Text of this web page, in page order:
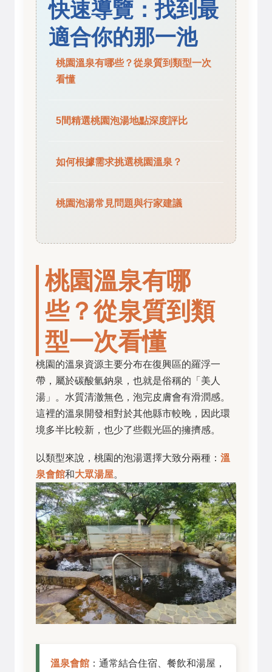
快速導覽：找到最
適合你的那一池
桃園溫泉有哪些？從泉質到類型一次
看懂
5間精選桃園泡湯地點深度評比
如何根據需求挑選桃園溫泉？
桃園泡湯常見問題與行家建議
桃園溫泉有哪
些？從泉質到類
型一次看懂
桃園的溫泉資源主要分布在復興區的羅浮一
帶，屬於碳酸氫鈉泉，也就是俗稱的「美人
湯」。水質清澈無色，泡完皮膚會有滑潤感。
這裡的溫泉開發相對於其他縣市較晚，因此環
境多半比較新，也少了些觀光區的擁擠感。
以類型來說，桃園的泡湯選擇大致分兩種： 溫
泉會館和大眾湯屋。
溫泉會館 ：通常結合住宿、餐飲和湯屋，